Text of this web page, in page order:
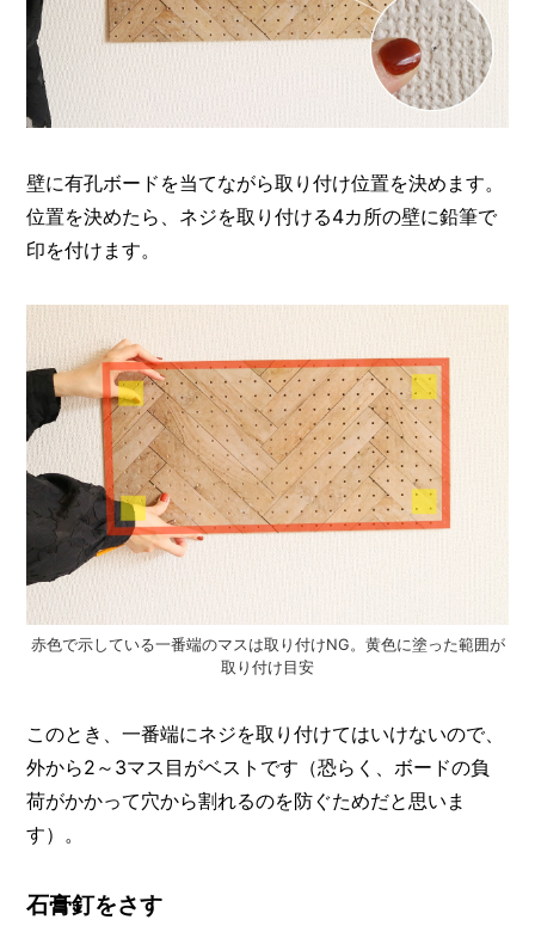
壁に有孔ボードを当てながら取り付け位置を決めます。
位置を決めたら、ネジを取り付ける4カ所の壁に鉛筆で
印を付けます。
赤色で示している一番端のマスは取り付けNG。黄色に塗った範囲が
取り付け目安
このとき、一番端にネジを取り付けてはいけないので、
外から2～3マス目がベストです（恐らく、ボードの負
荷がかかって穴から割れるのを防ぐためだと思いま
す）。
石膏釘をさす